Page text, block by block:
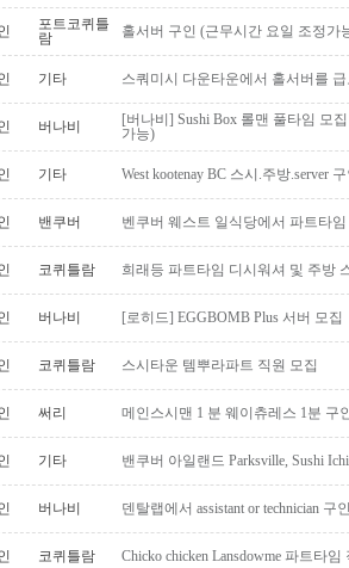
포트코퀴틀
람
홀서버 구인 (근무시간 요일 조정가
기타 스쿼미시 다운타운에서 홀서버를
버나비
[버나비] Sushi Box 롤맨 풀타임 모
가능)
기타 West kootenay BC 스시.주방.server
밴쿠버 벤쿠버 웨스트 일식당에서 파트타
코퀴틀람 희래등 파트타임 디시워셔 및 주방
버나비 [로히드] EGGBOMB Plus 서버 모집
코퀴틀람 스시타운 템뿌라파트 직원 모집
써리 메인스시맨 1 분 웨이츄레스 1분 구
기타 밴쿠버 아일랜드 Parksville, Sushi
버나비 덴탈랩에서 assistant or technician 구
코퀴틀람 Chicko chicken Lansdowme 파트타